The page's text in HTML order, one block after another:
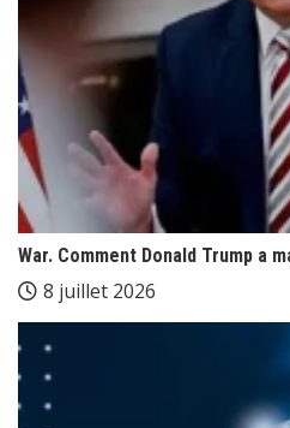
War. Comment Donald Trump a
8 juillet 2026